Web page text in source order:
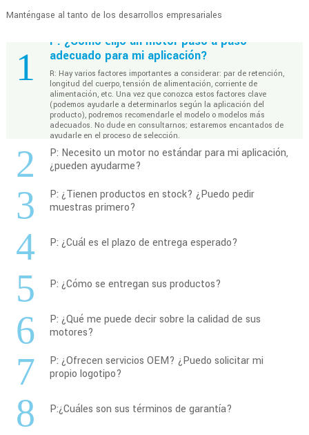
Manténgase al tanto de los desarrollos empresariales
1
P: ¿Cómo elijo un motor paso a paso
adecuado para mi aplicación?
R: Hay varios factores importantes a considerar: par de retención,
longitud del cuerpo, tensión de alimentación, corriente de
alimentación, etc. Una vez que conozca estos factores clave
(podemos ayudarle a determinarlos según la aplicación del
producto), podremos recomendarle el modelo o modelos más
adecuados. No dude en consultarnos; estaremos encantados de
ayudarle en el proceso de selección.
2
P: Necesito un motor no estándar para mi aplicación,
¿pueden ayudarme?
3
P: ¿Tienen productos en stock? ¿Puedo pedir
muestras primero?
4 P: ¿Cuál es el plazo de entrega esperado?
5 P: ¿Cómo se entregan sus productos?
6
P: ¿Qué me puede decir sobre la calidad de sus
motores?
7
P: ¿Ofrecen servicios OEM? ¿Puedo solicitar mi
propio logotipo?
8 P:¿Cuáles son sus términos de garantía?